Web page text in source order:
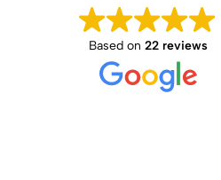
Based on 22 reviews